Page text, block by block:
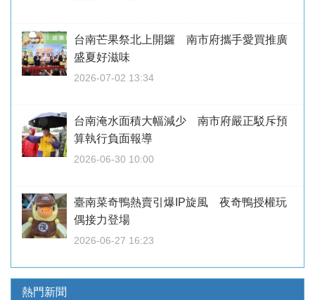
台南芒果祭北上開鑼 南市府攜手愛買推廣
盛夏好滋味
2026-07-02 13:34
台南淹水面積大幅減少 南市府嚴正駁斥預
算執行負面報導
2026-06-30 10:00
臺南菜奇鴨熱賣引爆IP旋風 夜奇鴨授權玩
偶接力登場
2026-06-27 16:23
熱門新聞